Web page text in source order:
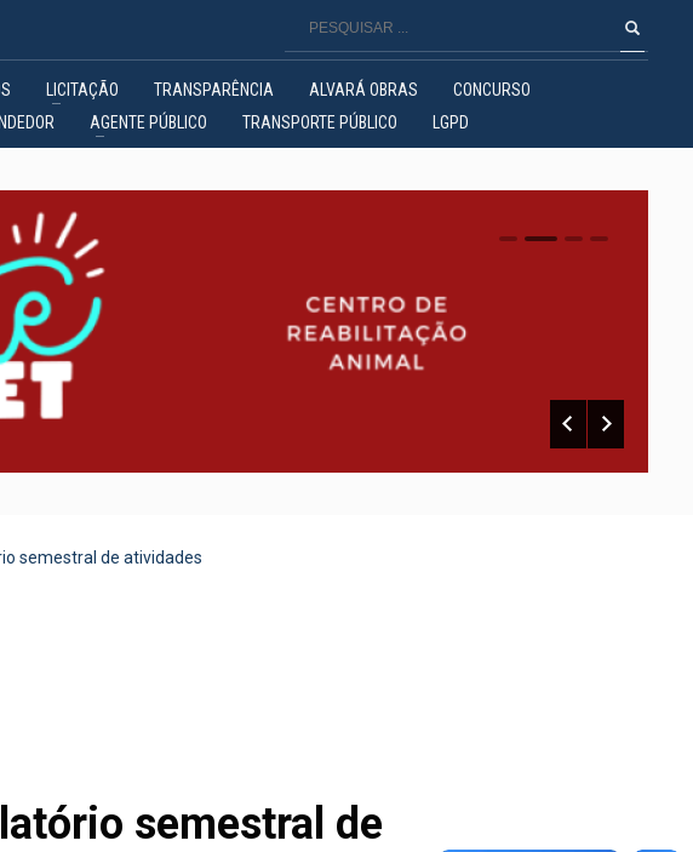
LICITAÇÃO TRANSPARÊNCIA ALVARÁ OBRAS
CONCURSO
AGENTE PÚBLICO TRANSPORTE PÚBLICO LGPD
0 1 2
semestral de atividades
semestral de